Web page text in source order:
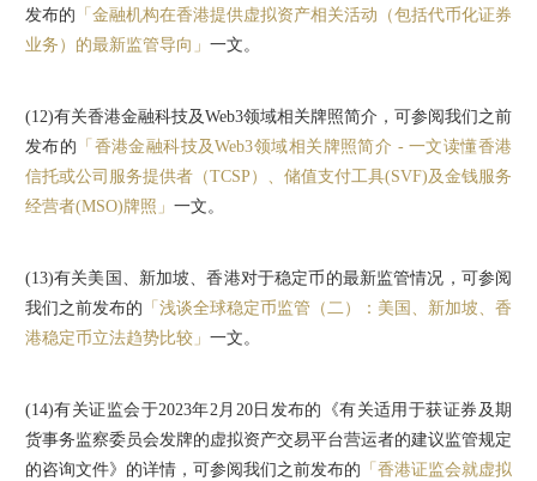
发布的 「金融机构在香港提供虚拟资产相关活动（包括代币化证券
业务）的最新监管导向」 一文。
(12)有关香港金融科技及Web3领域相关牌照简介，可参阅我们之前
发布的 「香港金融科技及Web3领域相关牌照简介 - 一文读懂香港
信托或公司服务提供者（TCSP）、储值支付工具(SVF)及金钱服务
经营者(MSO)牌照」 一文。
(13)有关美国、新加坡、香港对于稳定币的最新监管情况，可参阅
我们之前发布的 「浅谈全球稳定币监管（二）：美国、新加坡、香
港稳定币立法趋势比较」 一文。
(14)有关证监会于2023年2月20日发布的《有关适用于获证券及期
货事务监察委员会发牌的虚拟资产交易平台营运者的建议监管规定
的咨询文件》的详情，可参阅我们之前发布的 「香港证监会就虚拟